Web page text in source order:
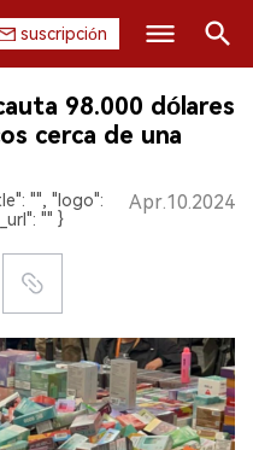
suscripción
Buscar
98.000 dólares
cerca de una
"", "logo":
"" }
Apr.10.2024